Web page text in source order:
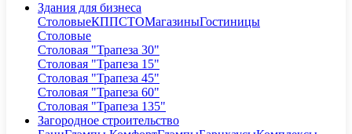
Здания для бизнеса
СтоловыеКППСТОМагазиныГостиницы
Столовые
Столовая "Трапеза 30"
Столовая "Трапеза 15"
Столовая "Трапеза 45"
Столовая "Трапеза 60"
Столовая "Трапеза 135"
Загородное строительство